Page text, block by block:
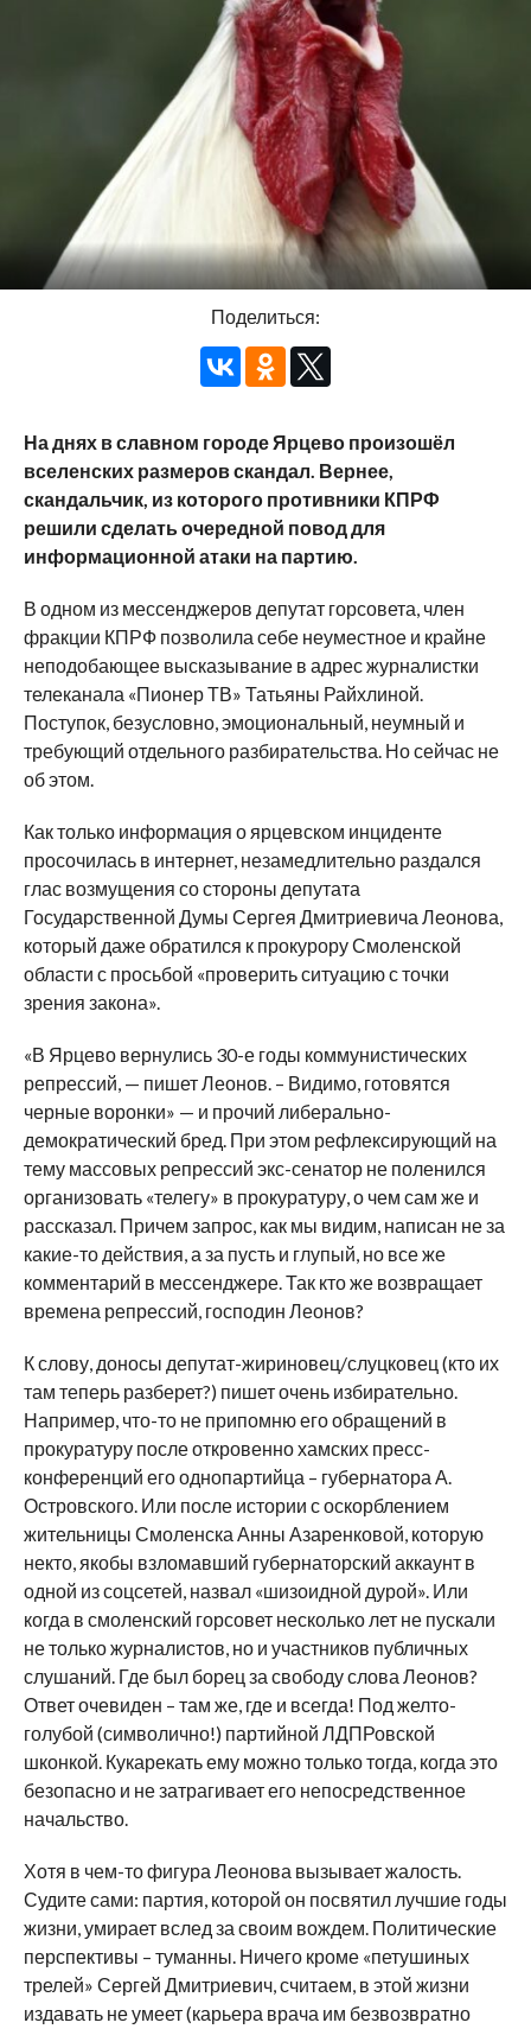
Поделиться:
На днях в славном городе Ярцево произошёл
вселенских размеров скандал. Вернее,
скандальчик, из которого противники КПРФ
решили сделать очередной повод для
информационной атаки на партию.
В одном из мессенджеров депутат горсовета, член
фракции КПРФ позволила себе неуместное и крайне
неподобающее высказывание в адрес журналистки
телеканала «Пионер ТВ» Татьяны Райхлиной.
Поступок, безусловно, эмоциональный, неумный и
требующий отдельного разбирательства. Но сейчас не
об этом.
Как только информация о ярцевском инциденте
просочилась в интернет, незамедлительно раздался
глас возмущения со стороны депутата
Государственной Думы Сергея Дмитриевича Леонова,
который даже обратился к прокурору Смоленской
области с просьбой «проверить ситуацию с точки
зрения закона».
«В Ярцево вернулись 30-е годы коммунистических
репрессий, — пишет Леонов. – Видимо, готовятся
черные воронки» — и прочий либерально-
демократический бред. При этом рефлексирующий на
тему массовых репрессий экс-сенатор не поленился
организовать «телегу» в прокуратуру, о чем сам же и
рассказал. Причем запрос, как мы видим, написан не за
какие-то действия, а за пусть и глупый, но все же
комментарий в мессенджере. Так кто же возвращает
времена репрессий, господин Леонов?
К слову, доносы депутат-жириновец/слуцковец (кто их
там теперь разберет?) пишет очень избирательно.
Например, что-то не припомню его обращений в
прокуратуру после откровенно хамских пресс-
конференций его однопартийца – губернатора А.
Островского. Или после истории с оскорблением
жительницы Смоленска Анны Азаренковой, которую
некто, якобы взломавший губернаторский аккаунт в
одной из соцсетей, назвал «шизоидной дурой». Или
когда в смоленский горсовет несколько лет не пускали
не только журналистов, но и участников публичных
слушаний. Где был борец за свободу слова Леонов?
Ответ очевиден – там же, где и всегда! Под желто-
голубой (символично!) партийной ЛДПРовской
шконкой. Кукарекать ему можно только тогда, когда это
безопасно и не затрагивает его непосредственное
начальство.
Хотя в чем-то фигура Леонова вызывает жалость.
Судите сами: партия, которой он посвятил лучшие годы
жизни, умирает вслед за своим вождем. Политические
перспективы – туманны. Ничего кроме «петушиных
трелей» Сергей Дмитриевич, считаем, в этой жизни
издавать не умеет (карьера врача им безвозвратно